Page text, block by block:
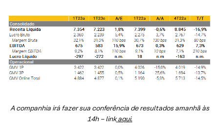
A companhia irá fazer sua conferência de resultados amanhã às
14h – link aqui.